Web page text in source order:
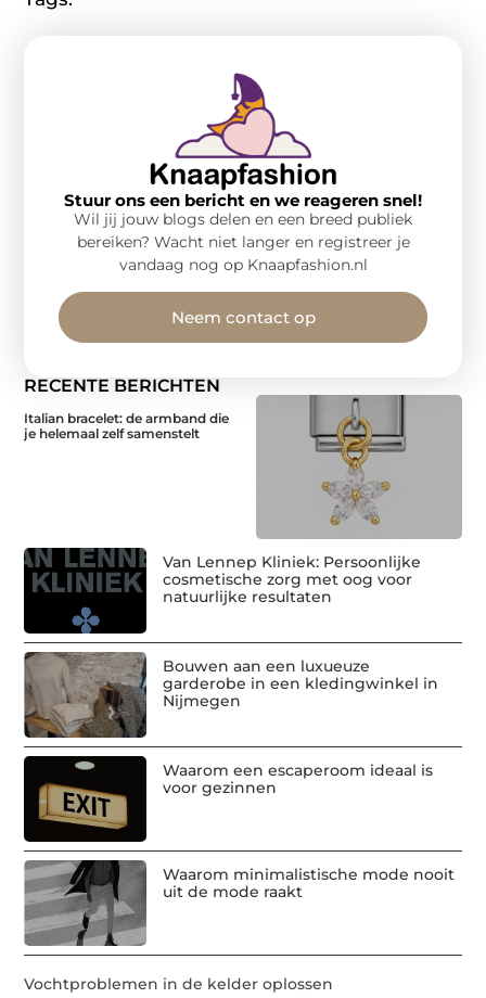
RECENTE BERICHTEN
Italian bracelet: de armband die
je helemaal zelf samenstelt
Van Lennep Kliniek: Persoonlijke
cosmetische zorg met oog voor
natuurlijke resultaten
Bouwen aan een luxueuze
garderobe in een kledingwinkel in
Nijmegen
Waarom een escaperoom ideaal is
voor gezinnen
Waarom minimalistische mode nooit
uit de mode raakt
Vochtproblemen in de kelder oplossen
Stuur ons een bericht en we reageren snel!
Wil jij jouw blogs delen en een breed publiek
bereiken? Wacht niet langer en registreer je
vandaag nog op Knaapfashion.nl
Neem contact op